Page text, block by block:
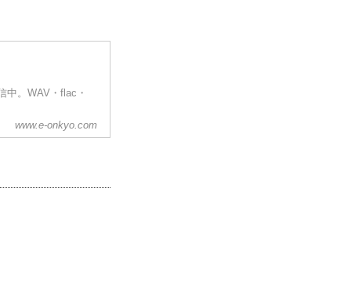
中。WAV・flac・
www.e-onkyo.com